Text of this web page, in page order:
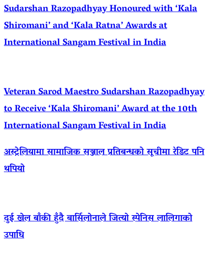
Sudarshan Razopadhyay Honoured with ‘Kala
Shiromani’ and ‘Kala Ratna’ Awards at
International Sangam Festival in India
Veteran Sarod Maestro Sudarshan Razopadhyay
to Receive ‘Kala Shiromani’ Award at the 10th
International Sangam Festival in India
अस्ट्रेलियामा सामाजिक सञ्जाल प्रतिबन्धको सूचीमा रेडिट पनि
थपियो
दुई खेल बाँकी हुँदै बार्सिलोनाले जित्यो स्पेनिस लालिगाको
उपाधि